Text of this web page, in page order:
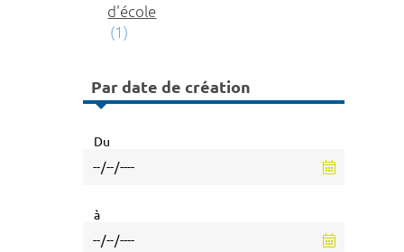
d'école
(1)
Par date de création
Du
à